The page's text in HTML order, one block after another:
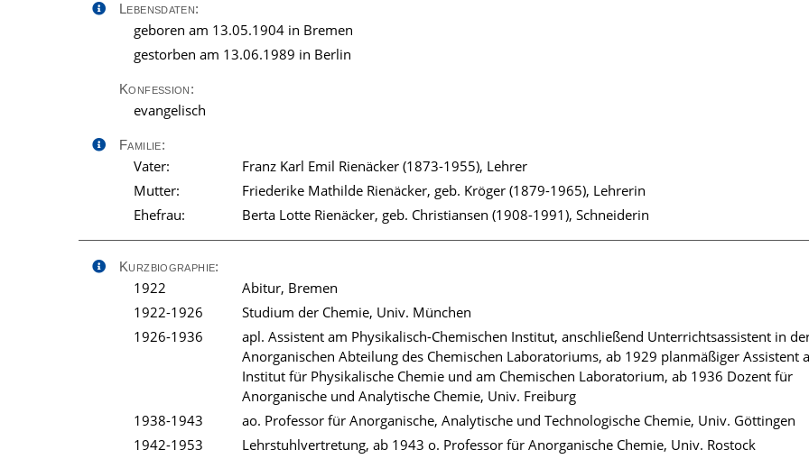
Lebensdaten:
geboren am 13.05.1904 in Bremen
gestorben am 13.06.1989 in Berlin
Konfession:
evangelisch
Familie:
Vater:
Franz Karl Emil Rienäcker (1873-1955), Lehrer
Mutter:
Friederike Mathilde Rienäcker, geb. Kröger (1879-1965), Lehrerin
Ehefrau:
Berta Lotte Rienäcker, geb. Christiansen (1908-1991), Schneiderin
Kurzbiographie:
1922
Abitur, Bremen
1922-1926
Studium der Chemie, Univ. München
1926-1936
apl. Assistent am Physikalisch-Chemischen Institut, anschließend Unterrichtsassistent in
Anorganischen Abteilung des Chemischen Laboratoriums, ab 1929 planmäßiger Assistent
Institut für Physikalische Chemie und am Chemischen Laboratorium, ab 1936 Dozent für
Anorganische und Analytische Chemie, Univ. Freiburg
1938-1943
ao. Professor für Anorganische, Analytische und Technologische Chemie, Univ. Göttingen
1942-1953
Lehrstuhlvertretung, ab 1943 o. Professor für Anorganische Chemie, Univ. Rostock